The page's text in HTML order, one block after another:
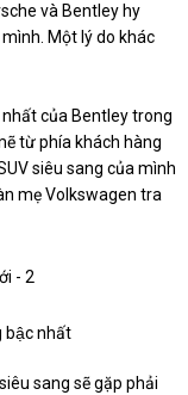
và Bentley hy
Một lý do khác
của Bentley trong
từ phía khách hàng
siêu sang của mình
mẹ Volkswagen tra
bậc nhất
sang sẽ gặp phải